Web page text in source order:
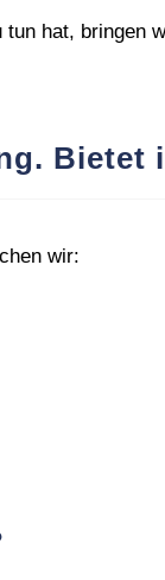
hat, bringen
Bietet
wir: